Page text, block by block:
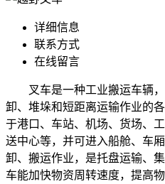
详细信息
联系方式
在线留言
叉车是一种工业搬运车辆，
卸、堆垛和短距离运输作业的
于港口、车站、机场、货场、
送中心等，并可进入船舱、车
卸、搬运作业，是托盘运输、
车能加快物资周转速度，提高